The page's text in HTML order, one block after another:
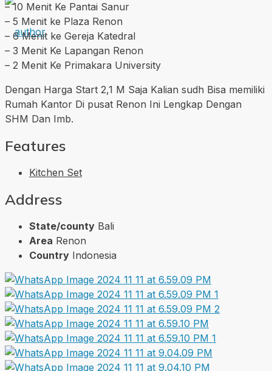
– ⁠10 Menit Ke Pantai Sanur
– ⁠5 Menit ke Plaza Renon
– ⁠6 Menit ke Gereja Katedral
– ⁠3 Menit Ke Lapangan Renon
– ⁠2 Menit Ke Primakara University
Dengan Harga Start 2,1 M Saja Kalian sudh Bisa memiliki
Rumah Kantor Di pusat Renon Ini Lengkap Dengan
SHM Dan Imb.
Features
Kitchen Set
Address
State/county Bali
Area Renon
Country Indonesia